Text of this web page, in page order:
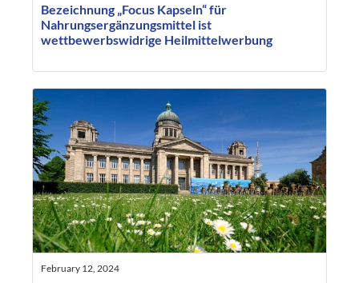
Bezeichnung „Focus Kapseln“ für
Nahrungsergänzungsmittel ist
wettbewerbswidrige Heilmittelwerbung
February 12, 2024